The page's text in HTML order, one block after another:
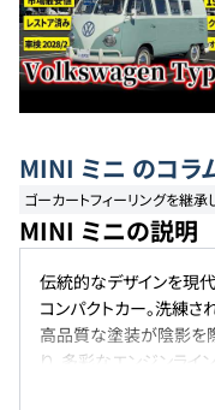
MINI ミニ のコラ
ゴーカートフィーリングを継
MINI ミニの説明
伝統的なデザインを現
コンパクトカー。洗練さ
高品質な塗装が陰影を
り、多彩なエンジンライ
軽快でスポーティなド